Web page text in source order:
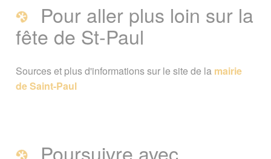
Pour aller plus loin sur la
fête de St-Paul
Sources et plus d'informations sur le site de la mairie
de Saint-Paul
Poursuivre avec